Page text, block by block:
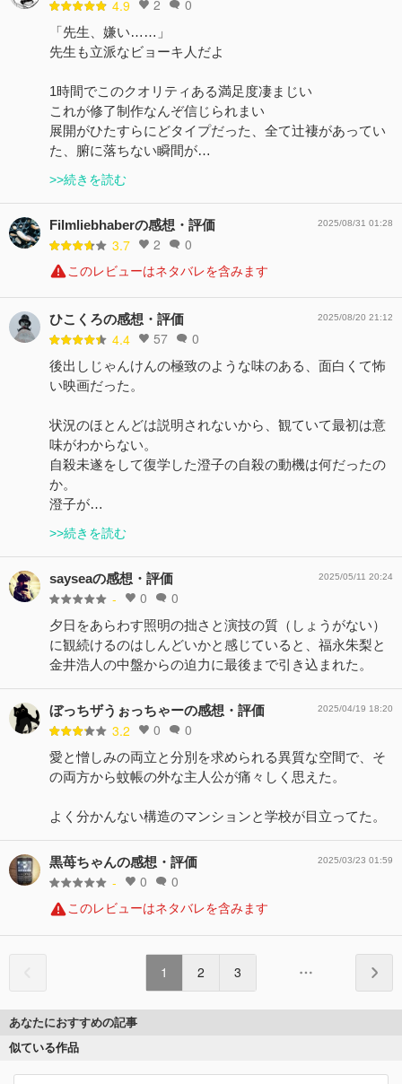
4.9 2 0
「先生、嫌い……」
先生も立派なビョーキ人だよ
1時間でこのクオリティある満足度凄まじい
これが修了制作なんぞ信じられまい
展開がひたすらにどタイプだった、全て辻褄があってい
た、腑に落ちない瞬間が…
>>続きを読む
Filmliebhaberの感想・評価
3.7 2 0
2025/08/31 01:28
このレビューはネタバレを含みます
ひこくろの感想・評価
4.4 57 0
2025/08/20 21:12
後出しじゃんけんの極致のような味のある、面白くて怖
い映画だった。
状況のほとんどは説明されないから、観ていて最初は意
味がわからない。
自殺未遂をして復学した澄子の自殺の動機は何だったの
か。
澄子が…
>>続きを読む
sayseaの感想・評価
- 0 0
2025/05/11 20:24
夕日をあらわす照明の拙さと演技の質（しょうがない）
に観続けるのはしんどいかと感じていると、福永朱梨と
金井浩人の中盤からの迫力に最後まで引き込まれた。
ぼっちザうぉっちゃーの感想・評価
3.2 0 0
2025/04/19 18:20
愛と憎しみの両立と分別を求められる異質な空間で、そ
の両方から蚊帳の外な主人公が痛々しく思えた。
よく分かんない構造のマンションと学校が目立ってた。
黒苺ちゃんの感想・評価
- 0 0
2025/03/23 01:59
このレビューはネタバレを含みます
1 2 3
あなたにおすすめの記事
似ている作品